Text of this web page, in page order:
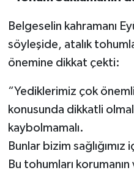
Belgeselin kahramanı
söyleşide, atalık
önemine dikkat çekti:
“Yediklerimiz çok
konusunda dikkatli
kaybolmamalı.
Bunlar bizim
Bu tohumları